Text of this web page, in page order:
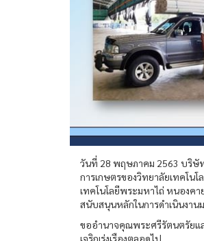
วันที่ 28 พฤษภาคม 2563 บริ
การเกษตรของวิทยาลัยเทคโน
เทคโนโลยีพระมหาไถ่ หนอง
สนับสนุนหลักในการดำเนินงาน
ขออำนาจคุณพระศรีรัตนตรัยแ
เจริญรุ่งเรืองตลอดไป